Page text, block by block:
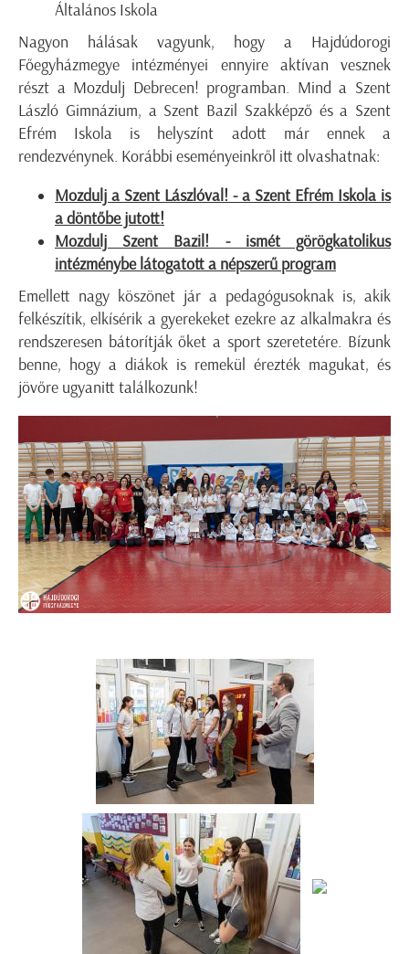
Általános Iskola
Nagyon hálásak vagyunk, hogy a Hajdúdorogi
Főegyházmegye intézményei ennyire aktívan vesznek
részt a Mozdulj Debrecen! programban. Mind a Szent
László Gimnázium, a Szent Bazil Szakképző és a Szent
Efrém Iskola is helyszínt adott már ennek a
rendezvénynek. Korábbi eseményeinkről itt olvashatnak:
Mozdulj a Szent Lászlóval! - a Szent Efrém Iskola is
a döntőbe jutott!
Mozdulj Szent Bazil! - ismét görögkatolikus
intézménybe látogatott a népszerű program
Emellett nagy köszönet jár a pedagógusoknak is, akik
felkészítik, elkísérik a gyerekeket ezekre az alkalmakra és
rendszeresen bátorítják őket a sport szeretetére. Bízunk
benne, hogy a diákok is remekül érezték magukat, és
jövőre ugyanitt találkozunk!